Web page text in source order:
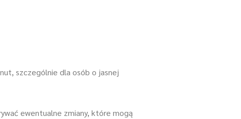
szczególnie dla osób o jasnej
ewentualne zmiany, które mogą